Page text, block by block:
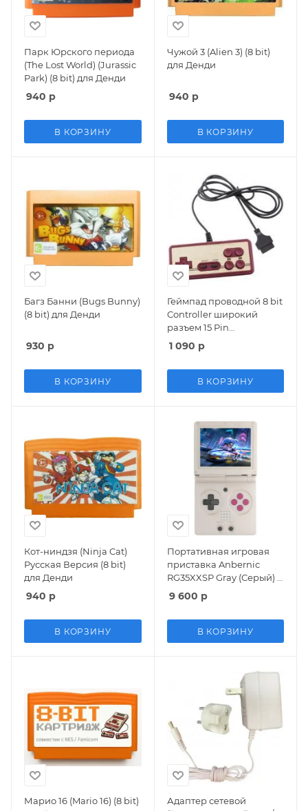
Парк Юрского периода
(The Lost World) (Jurassic
Park) (8 bit) для Денди
940 р
В КОРЗИНУ
Чужой 3 (Alien 3) (8 bit)
для Денди
940 р
В КОРЗИНУ
Багз Банни (Bugs Bunny)
(8 bit) для Денди
930 р
В КОРЗИНУ
Геймпад проводной 8 bit
Controller широкий
разъем 15 Pin
(Прямоугольный)
(Бежевый/Красный) 8 bit
1 090 р
В КОРЗИНУ
Кот-ниндзя (Ninja Cat)
Русская Версия (8 bit)
для Денди
940 р
В КОРЗИНУ
Портативная игровая
приставка Anbernic
RG35XXSP Gray (Серый) 8
bit
9 600 р
В КОРЗИНУ
Марио 16 (Mario 16) (8 bit)
Адаптер сетевой